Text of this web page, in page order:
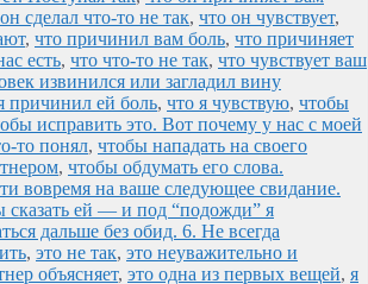
сделал что-то не так, что он чувствует,
, что причинил вам боль, что причиняет
есть, что что-то не так, что чувствует ваш
извинился или загладил вину
причинил ей боль, что я чувствую, чтобы
исправить это. Вот почему у нас с моей
то понял, чтобы нападать на своего
, чтобы обдумать его слова.
вовремя на ваше следующее свидание.
сказать ей — и под “подожди” я
дальше без обид. 6. Не всегда
, это не так, это неуважительно и
объясняет, это одна из первых вещей, я